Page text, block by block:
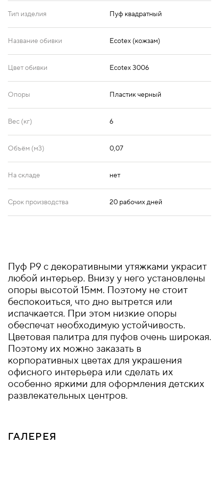
Тип изделия Пуф квадратный
Название обивки Ecotex (кожзам)
Цвет обивки Ecotex 3006
Опоры Пластик черный
Вес (кг) 6
Объём (м3) 0,07
На складе нет
Срок производства 20 рабочих дней
Пуф P9 с декоративными утяжками украсит
любой интерьер. Внизу у него установлены
опоры высотой 15мм. Поэтому не стоит
беспокоиться, что дно вытрется или
испачкается. При этом низкие опоры
обеспечат необходимую устойчивость.
Цветовая палитра для пуфов очень широкая.
Поэтому их можно заказать в
корпоративных цветах для украшения
офисного интерьера или сделать их
особенно яркими для оформления детских
развлекательных центров.
ГАЛЕРЕЯ